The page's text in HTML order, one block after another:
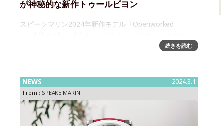
が神秘的な新作トゥールビヨン
スピークマリン2024年新作モデル『Openworked
が神秘的な新作がデビュースピークマリンの「ワン＆ツ
続きを読む
NEWS 2024.3.1
From : SPEAKE MARIN